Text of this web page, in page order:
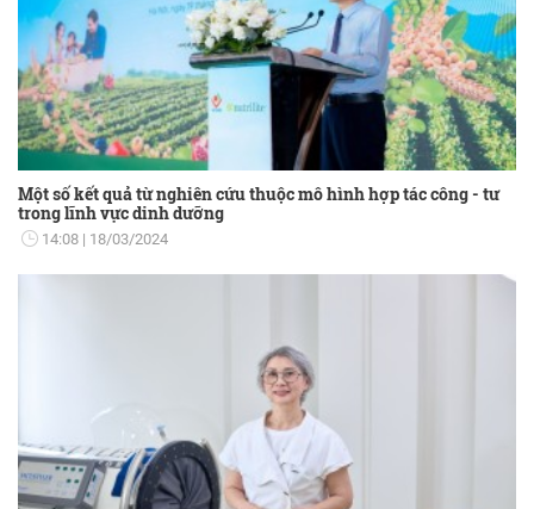
Một số kết quả từ nghiên cứu thuộc mô hình hợp tác công - tư
trong lĩnh vực dinh dưỡng
14:08 18/03/2024